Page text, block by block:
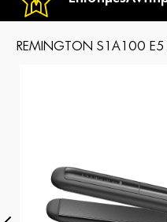
REMINGTON S1A100